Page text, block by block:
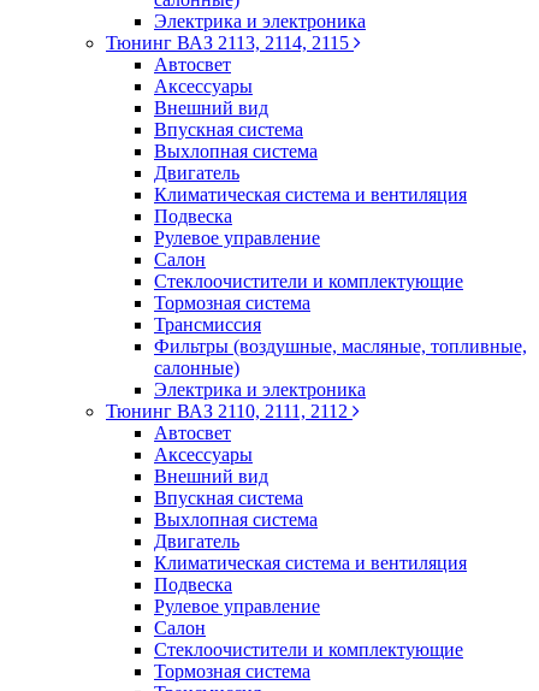
Электрика и электроника
Тюнинг ВАЗ 2113, 2114, 2115
Автосвет
Аксессуары
Внешний вид
Впускная система
Выхлопная система
Двигатель
Климатическая система и вентиляция
Подвеска
Рулевое управление
Салон
Стеклоочистители и комплектующие
Тормозная система
Трансмиссия
Фильтры (воздушные, масляные, топливные,
салонные)
Электрика и электроника
Тюнинг ВАЗ 2110, 2111, 2112
Автосвет
Аксессуары
Внешний вид
Впускная система
Выхлопная система
Двигатель
Климатическая система и вентиляция
Подвеска
Рулевое управление
Салон
Стеклоочистители и комплектующие
Тормозная система